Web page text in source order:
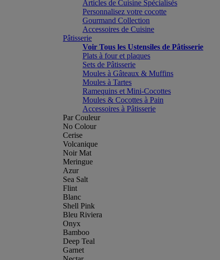
Articles de Cuisine Spécialisés
Personnalisez votre cocotte
Gourmand Collection
Accessoires de Cuisine
Pâtisserie
Voir Tous les Ustensiles de Pâtisserie
Plats à four et plaques
Sets de Pâtisserie
Moules à Gâteaux & Muffins
Moules à Tartes
Ramequins et Mini-Cocottes
Moules & Cocottes à Pain
Accessoires à Pâtisserie
Par Couleur
No Colour
Cerise
Volcanique
Noir Mat
Meringue
Azur
Sea Salt
Flint
Blanc
Shell Pink
Bleu Riviera
Onyx
Bamboo
Deep Teal
Garnet